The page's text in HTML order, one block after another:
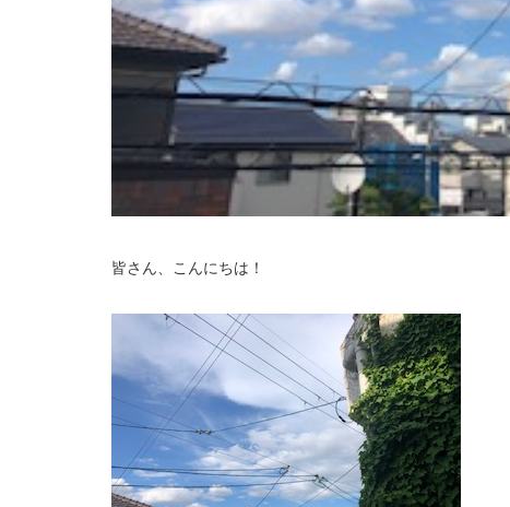
皆さん、こんにちは！